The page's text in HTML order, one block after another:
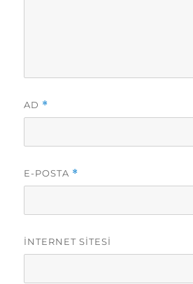
AD *
E-POSTA *
İNTERNET SITESI